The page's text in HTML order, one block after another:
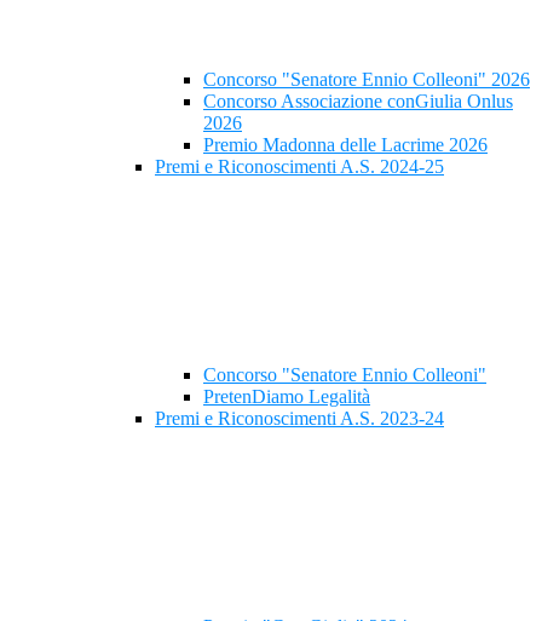
Concorso "Senatore Ennio Colleoni" 2026
Concorso Associazione conGiulia Onlus
2026
Premio Madonna delle Lacrime 2026
Premi e Riconoscimenti A.S. 2024-25
Concorso "Senatore Ennio Colleoni"
PretenDiamo Legalità
Premi e Riconoscimenti A.S. 2023-24